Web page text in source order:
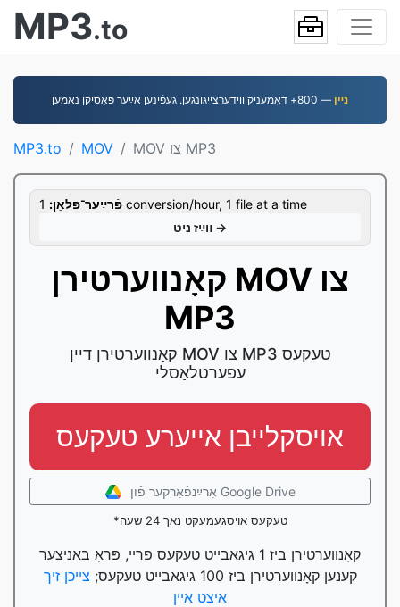
MP3.to
נײן — 800+ דאָמעניק װידערצײגונגען. געפֿינען אײַער פּאַסיקן נאָמען
MP3.to MOV MOV צו MP3
פֿרײַער־פּלאַן: 1 conversion/hour, 1 file at a time
װײַז ניט →
קאָנווערטירן MOV צו
MP3
קאָנווערטירן דיין MOV צו MP3 טעקעס
עפערטלאַסלי
אויסקלייבן אייערע טעקעס
אַרײַנפֿאַרקער פֿון Google Drive
*טעקעס אויסגעמעקט נאך 24 שעה
קאָנווערטירן ביז 1 גיגאבייט טעקעס פריי, פּראָ באַניצער
קענען קאָנווערטירן ביז 100 גיגאבייט טעקעס;
צייכן זיך
איצט איין